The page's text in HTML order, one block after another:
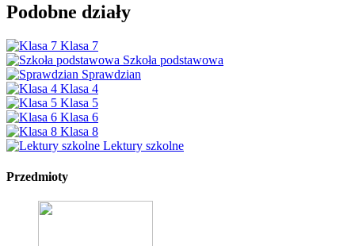
Podobne działy
Klasa 7
Szkoła podstawowa
Sprawdzian
Klasa 4
Klasa 5
Klasa 6
Klasa 8
Lektury szkolne
Przedmioty